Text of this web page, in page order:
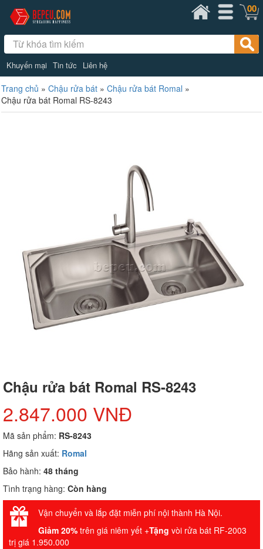
Khuyến mại Tin tức Liên hệ
00
Trang chủ » Chậu rửa bát » Chậu rửa bát Romal »
Chậu rửa bát Romal RS-8243
Chậu rửa bát Romal RS-8243
2.847.000 VNĐ
Mã sản phẩm: RS-8243
Hãng sản xuất: Romal
Bảo hành: 48 tháng
Tình trạng hàng: Còn hàng
Vận chuyển và lắp đặt miễn phí nội thành Hà Nội.
Giảm 20% trên giá niêm yết +Tặng vòi rửa bát RF-2003
trị giá 1.950.000